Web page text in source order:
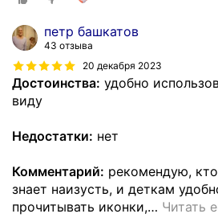
петр башкатов
43 отзыва
20 декабря 2023
Достоинства: удобно
виду
Недостатки: нет
Комментарий: рекомендую,
знает наизусть, и деткам
прочитывать иконки,… Читать